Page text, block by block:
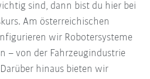
sind, dann bist du hier bei
Am österreichischen
wir Robotersysteme
– von der Fahrzeugindustrie
hinaus bieten wir